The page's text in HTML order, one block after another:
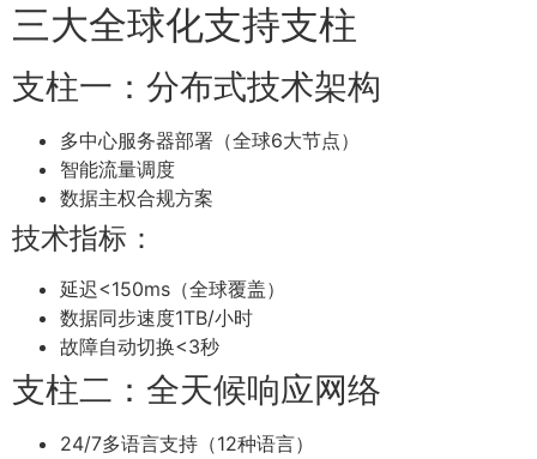
三大全球化支持支柱
支柱一：分布式技术架构
多中心服务器部署（全球6大节点）
智能流量调度
数据主权合规方案
技术指标：
延迟<150ms（全球覆盖）
数据同步速度1TB/小时
故障自动切换<3秒
支柱二：全天候响应网络
24/7多语言支持（12种语言）